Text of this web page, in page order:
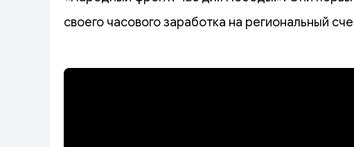
своего часового заработка на региональный